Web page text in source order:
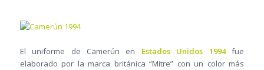
El uniforme de Camerún en Estados Unidos 1994fue
elaborado por la marca británica “Mitre” con un color más